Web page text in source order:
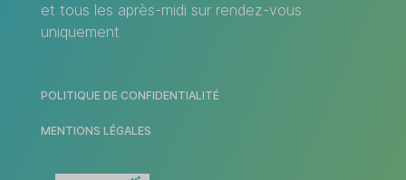
et tous les après-midi sur rendez-vous
uniquement
POLITIQUE DE CONFIDENTIALITÉ
MENTIONS LÉGALES